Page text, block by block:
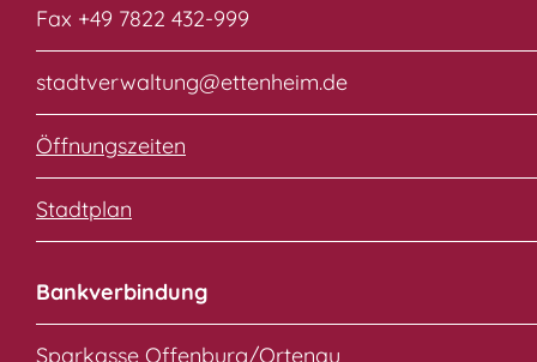
Fax +49 7822 432-999
stadtverwaltung@ettenheim.de
Öffnungszeiten
Stadtplan
Bankverbindung
Sparkasse Offenburg/Ortenau